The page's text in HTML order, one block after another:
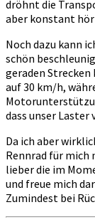
dröhnt die
aber konstant
Noch dazu kann
schön
geraden
auf 30 km/h,
dass unser Laster
Da ich aber
Rennrad für mich
lieber die im
und freue mich
Zumindest bei